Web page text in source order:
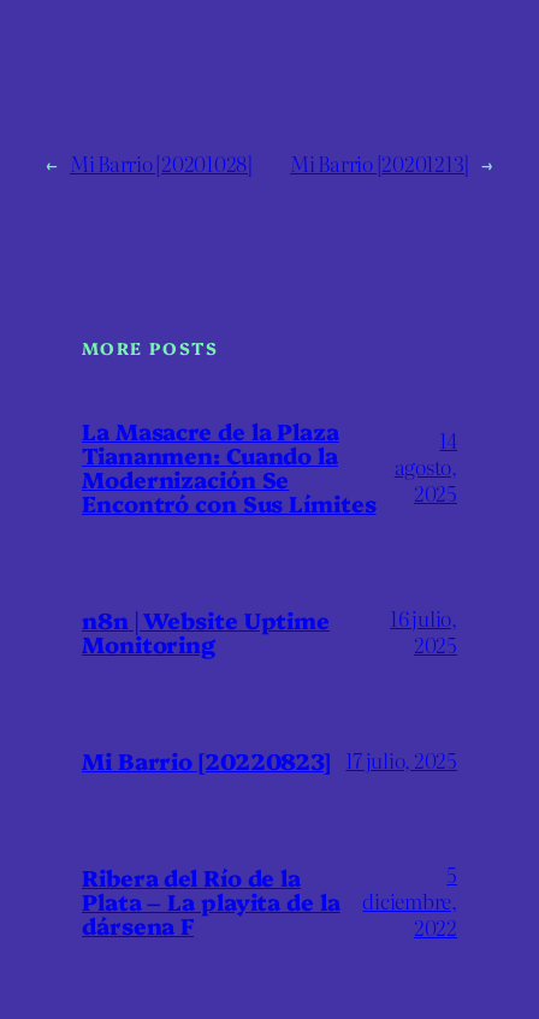
← Mi Barrio [20201028] Mi Barrio [20201213] →
MORE POSTS
La Masacre de la Plaza
Tiananmen: Cuando la
Modernización Se
Encontró con Sus Límites
14
agosto,
2025
n8n | Website Uptime
Monitoring
16 julio,
2025
Mi Barrio [20220823] 17 julio, 2025
Ribera del Río de la
Plata – La playita de la
dársena F
5
diciembre,
2022